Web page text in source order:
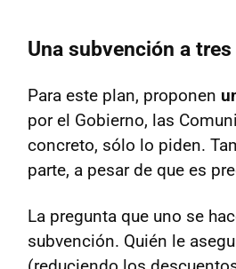
Una subvención a
Para este plan, proponen
por el Gobierno, las
concreto, sólo lo piden.
parte, a pesar de que es
La pregunta que uno se
subvención. Quién le